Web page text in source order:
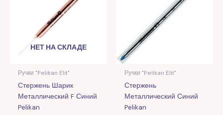
НЕТ НА СКЛАДЕ
Ручки "Pelikan Elit"
Стержень Шарик
Металлический F Синий
Pelikan
Ручки "Pelikan Elit"
Стержень
Металлический Синий
Pelikan